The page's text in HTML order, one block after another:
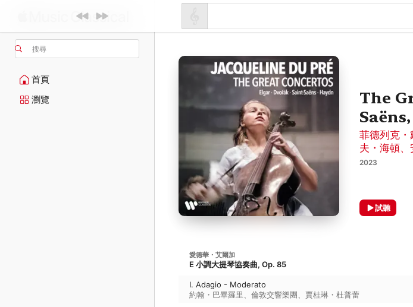
搜尋
首頁
瀏覽
The
菲德列克・
夫・海頓、
2023
試聽
愛德華・艾爾加
E 小調大提琴協奏曲, Op. 85
I. Adagio - Moderato
約翰・巴畢羅里
倫敦交響樂團 賈桂琳・杜普蕾